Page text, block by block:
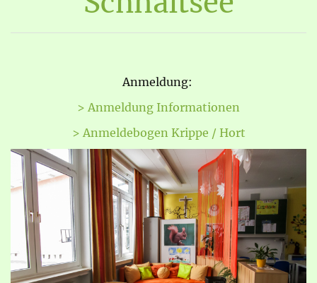
Anmeldung:
> Anmeldung Informationen
> Anmeldebogen Krippe / Hort